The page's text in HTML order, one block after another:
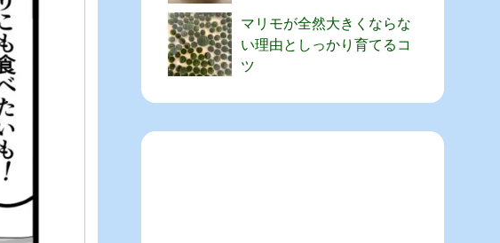
マリモが全然大きくならな
い理由としっかり育てるコ
ツ